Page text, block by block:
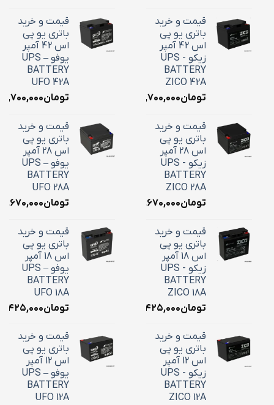
قیمت و خرید
باتری یو پی
اس 42 آمپر
زیکو - UPS
BATTERY
ZICO 42A
تومان۱۸,۷۰۰,۰۰۰
قیمت و خرید
باتری یو پی
اس 28 آمپر
زیکو - UPS
BATTERY
ZICO 28A
تومان۱۰,۶۷۰,۰۰۰
قیمت و خرید
باتری یو پی
اس 18 آمپر
زیکو - UPS
BATTERY
ZICO 18A
تومان۷,۴۲۵,۰۰۰
قیمت و خرید
باتری یو پی
اس 12 آمپر
زیکو - UPS
BATTERY
ZICO 12A
قیمت و خرید
باتری یو پی
اس 42 آمپر
یوفو – UPS
BATTERY
UFO 42A
تومان
قیمت و خرید
باتری یو پی
اس 28 آمپر
یوفو – UPS
BATTERY
UFO 28A
تومان۱۰,۶۷۰,۰۰۰
قیمت و خرید
باتری یو پی
اس 18 آمپر
یوفو – UPS
BATTERY
UFO 18A
تومان
قیمت و خرید
باتری یو پی
اس 12 آمپر
یوفو – UPS
BATTERY
UFO 12A